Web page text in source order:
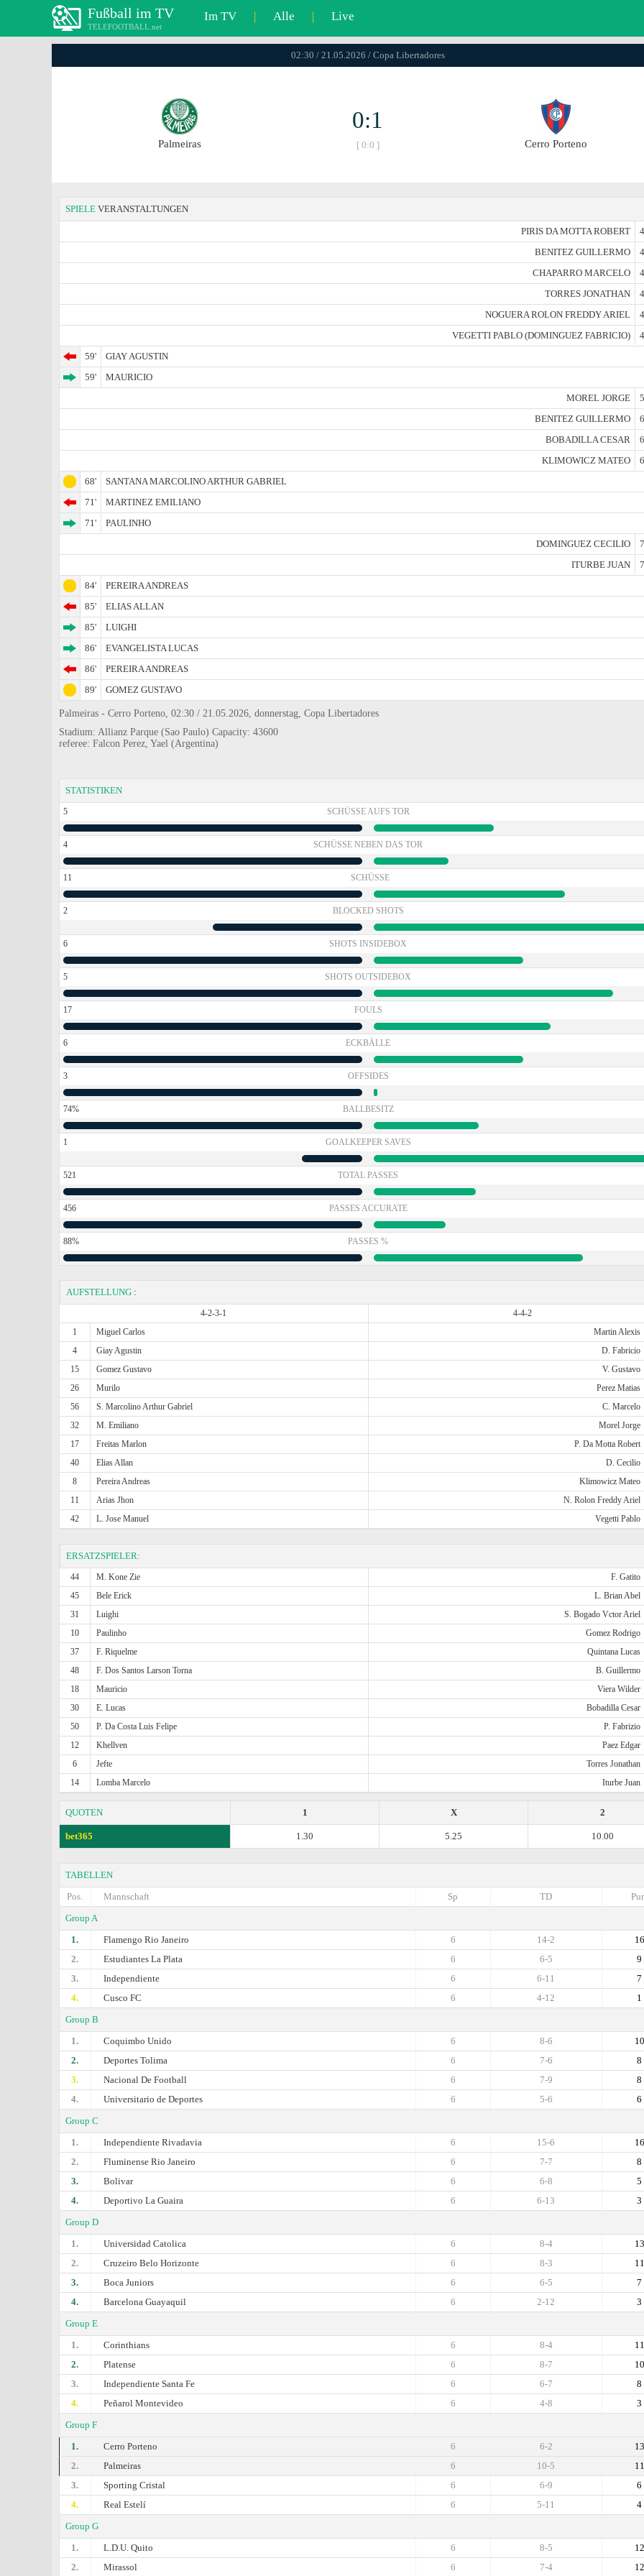
Fußball im TV
TELEFOOTBALL.net
Im TV | Alle | Live
02:30 / 21.05.2026 / Copa Libertadores
Palmeiras
0:1
[ 0:0 ] Cerro Porteno
SPIELE VERANSTALTUNGEN
PIRIS DA MOTTA ROBERT
BENITEZ GUILLERMO
CHAPARRO MARCELO
TORRES JONATHAN
NOGUERA ROLON FREDDY ARIEL
VEGETTI PABLO (DOMINGUEZ FABRICIO)
59'
GIAY AGUSTIN
59'
MAURICIO
MOREL JORGE
BENITEZ GUILLERMO
BOBADILLA CESAR
KLIMOWICZ MATEO
68'
SANTANA MARCOLINO ARTHUR GABRIEL
71'
MARTINEZ EMILIANO
71'
PAULINHO
DOMINGUEZ CECILIO
ITURBE JUAN
84'
PEREIRA ANDREAS
85'
ELIAS ALLAN
85'
LUIGHI
86'
EVANGELISTA LUCAS
86'
PEREIRA ANDREAS
89'
GOMEZ GUSTAVO
Palmeiras - Cerro Porteno, 02:30 / 21.05.2026, donnerstag, Copa Libertadores
Stadium: Allianz Parque (Sao Paulo) Capacity: 43600
referee: Falcon Perez, Yael (Argentina)
STATISTIKEN
5 SCHÜSSE AUFS TOR
4 SCHÜSSE NEBEN DAS TOR
11 SCHÜSSE
2 BLOCKED SHOTS
6 SHOTS INSIDEBOX
5 SHOTS OUTSIDEBOX
17 FOULS
6 ECKBÄLLE
3 OFFSIDES
74% BALLBESITZ
1 GOALKEEPER SAVES
521 TOTAL PASSES
456 PASSES ACCURATE
88% PASSES %
AUFSTELLUNG :
4-2-3-1
4-4-2
1
Miguel Carlos Martin Alexis
4
Giay Agustin D. Fabricio
15
Gomez Gustavo V. Gustavo
26
Murilo Perez Matias
56
S. Marcolino Arthur Gabriel C. Marcelo
32
M. Emiliano Morel Jorge
17
Freitas Marlon P. Da Motta Robert
40
Elias Allan D. Cecilio
8
Pereira Andreas Klimowicz Mateo
11
Arias Jhon N. Rolon Freddy Ariel
42
L. Jose Manuel Vegetti Pablo
ERSATZSPIELER:
44 M. Kone Zie F. Gatito
45
Bele Erick L. Brian Abel
31
Luighi S. Bogado Vctor Ariel
10
Paulinho Gomez Rodrigo
37
F. Riquelme Quintana Lucas
48
F. Dos Santos Larson Torna B. Guillermo
18
Mauricio Viera Wilder
30
E. Lucas Bobadilla Cesar
50
P. Da Costa Luis Felipe P. Fabrizio
12
Khellven Paez Edgar
6
Jefte Torres Jonathan
14
Lomba Marcelo Iturbe Juan
QUOTEN 2
X
1
bet365 10.00
5.25
1.30
TABELLEN
Pos.
Mannschaft TD
Sp
Group A
1.
Flamengo Rio Janeiro 16
14-2
6
2.
Estudiantes La Plata 9
6-5
6
3.
Independiente 7
6-11
6
4.
Cusco FC 1
4-12
6
Group B
1.
Coquimbo Unido 10
8-6
6
2.
Deportes Tolima 8
7-6
6
3.
Nacional De Football 8
7-9
6
4.
Universitario de Deportes 6
5-6
6
Group C
1.
Independiente Rivadavia 16
15-6
6
2.
Fluminense Rio Janeiro 8
7-7
6
3.
Bolivar 5
6-8
6
4.
Deportivo La Guaira 3
6-13
6
Group D
1.
Universidad Catolica 13
8-4
6
2.
Cruzeiro Belo Horizonte 11
8-3
6
3.
Boca Juniors 7
6-5
6
4.
Barcelona Guayaquil 3
2-12
6
Group E
1.
Corinthians 11
8-4
6
2.
Platense 10
8-7
6
3.
Independiente Santa Fe 8
6-7
6
4.
Peñarol Montevideo 3
4-8
6
Group F
1.
Cerro Porteno 13
6-2
6
2.
Palmeiras 11
10-5
6
3.
Sporting Cristal 6
6-9
6
4.
Real Estelí 4
5-11
6
Group G
1.
L.D.U. Quito 12
8-5
6
2.
Mirassol 12
7-4
6